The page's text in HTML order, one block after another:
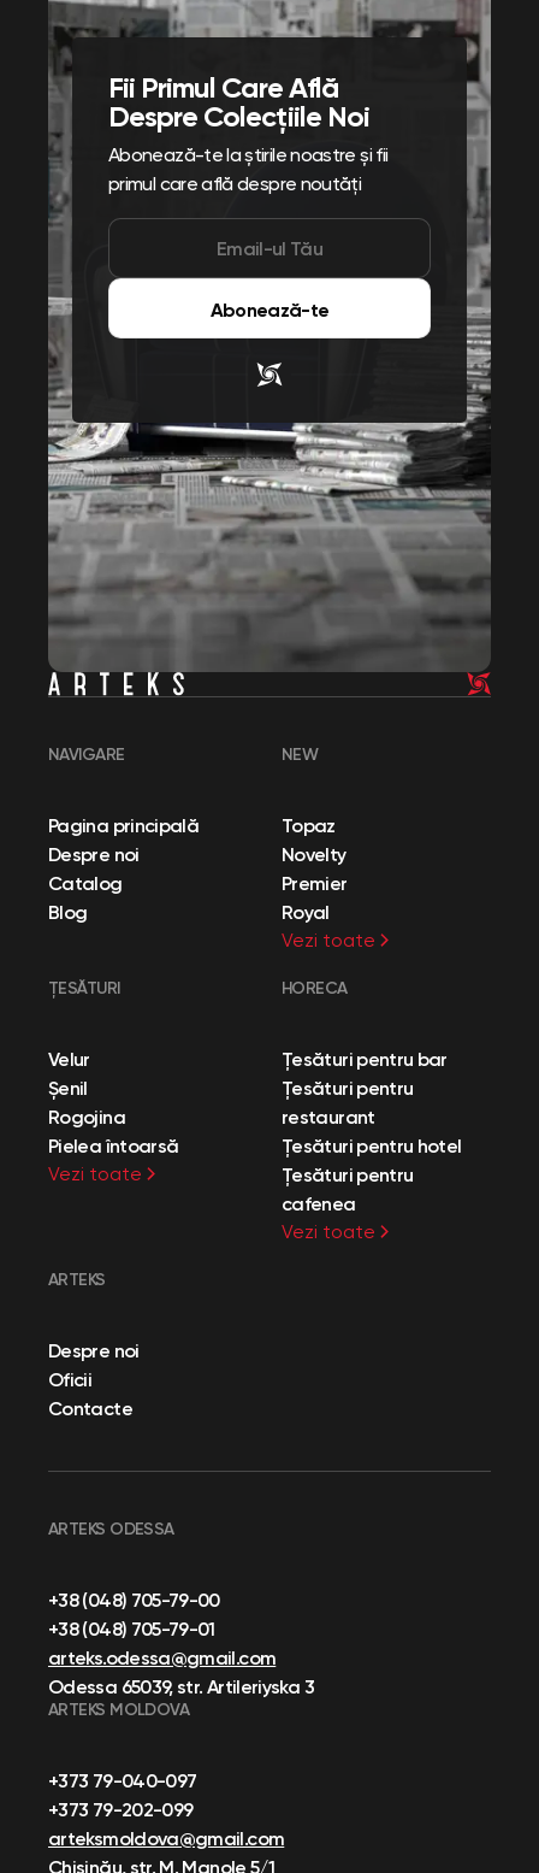
Fii Primul Care Află
Despre Colecțiile Noi
Abonează-te la știrile noastre și fii
primul care află despre noutăți
Abonează-te
NAVIGARE
Pagina principală
Despre noi
Catalog
Blog
NEW
Topaz
Novelty
Premier
Royal
Vezi toate
ȚESĂTURI
Velur
Șenil
Rogojina
Pielea întoarsă
Vezi toate
HORECA
Țesături pentru bar
Țesături pentru
restaurant
Țesături pentru hotel
Țesături pentru
cafenea
Vezi toate
ARTEKS
Despre noi
Oficii
Contacte
ARTEKS ODESSA
+38 (048) 705-79-00
+38 (048) 705-79-01
arteks.odessa@gmail.com
Odessa 65039, str. Artileriyska 3
ARTEKS MOLDOVA
+373 79-040-097
+373 79-202-099
arteksmoldova@gmail.com
Chișinău, str. M. Manole 5/1